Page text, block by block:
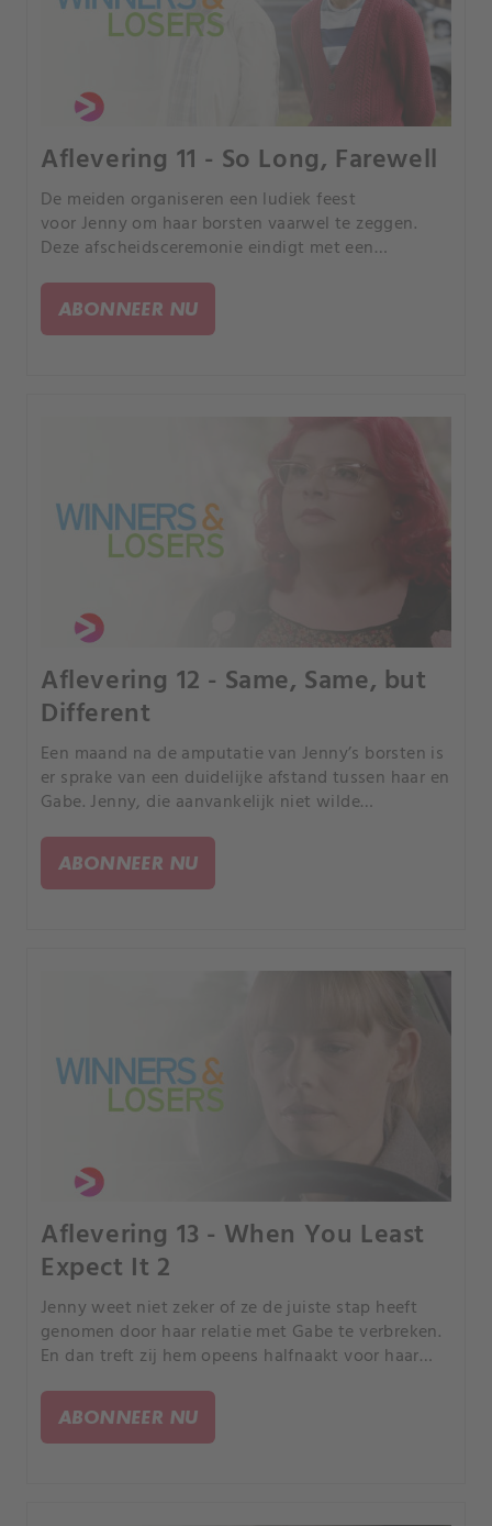
Aflevering 11 - So Long, Farewell
De meiden organiseren een ludiek feest
voor Jenny om haar borsten vaarwel te zeggen.
Deze afscheidsceremonie eindigt met een
Gabe.ABONNEER NU
Aflevering 12 - Same, Same, but
Different
Een maand na de amputatie van Jenny’s borsten is
er sprake van een duidelijke afstand tussen haar en
Gabe. Jenny, die aanvankelijk niet wilde
zich dat alles in werkelijkheid ingrijpend is
veranderd.
ABONNEER NU
Aflevering 13 - When You Least
Expect It 2
Jenny weet niet zeker of ze de juiste stap heeft
genomen door haar relatie met Gabe te verbreken.
En dan treft zij hem opeens halfnaakt voor haar
ABONNEER NU